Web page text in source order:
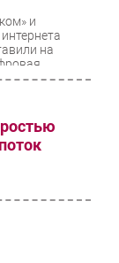
и
на